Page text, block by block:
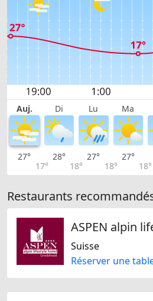
Auj. Di Lu Ma
27°
17°
28°
18°
27°
18°
27°
18°
Restaurants
Suisse
Réserver une